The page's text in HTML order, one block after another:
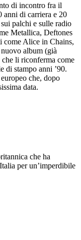
di incontro fra il
anni di carriera e 20
palchi e sulle radio
Metallica, Deftones
come Alice in Chains,
album (già
li riconferma come
di stampo anni ’90.
che, dopo
data.
che ha
per un’imperdibile